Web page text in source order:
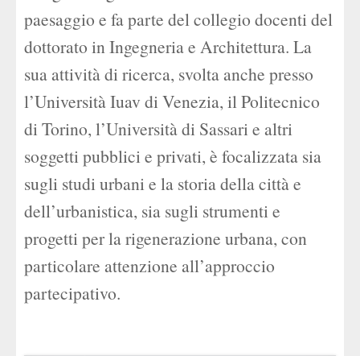
paesaggio e fa parte del collegio docenti del
dottorato in Ingegneria e Architettura. La
sua attività di ricerca, svolta anche presso
l’Università Iuav di Venezia, il Politecnico
di Torino, l’Università di Sassari e altri
soggetti pubblici e privati, è focalizzata sia
sugli studi urbani e la storia della città e
dell’urbanistica, sia sugli strumenti e
progetti per la rigenerazione urbana, con
particolare attenzione all’approccio
partecipativo.